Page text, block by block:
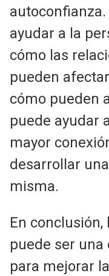
ayudar a la
cómo las
pueden
cómo pueden
puede ayudar
mayor
desarrollar
misma.
En
puede ser
para mejorar